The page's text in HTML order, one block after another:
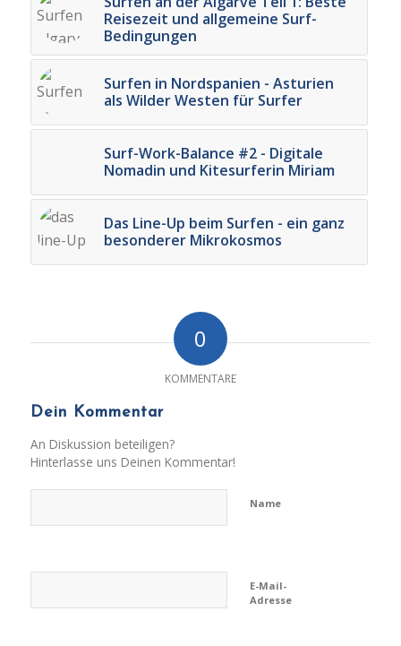
Reisezeit und allgemeine Surf-
Bedingungen
Surfen in Nordspanien - Asturien
als Wilder Westen für Surfer
Surf-Work-Balance #2 - Digitale
Nomadin und Kitesurferin Miriam
Das Line-Up beim Surfen - ein ganz
besonderer Mikrokosmos
0
KOMMENTARE
Dein Kommentar
An Diskussion beteiligen?
Hinterlasse uns Deinen Kommentar!
Name
E-Mail-
Adresse